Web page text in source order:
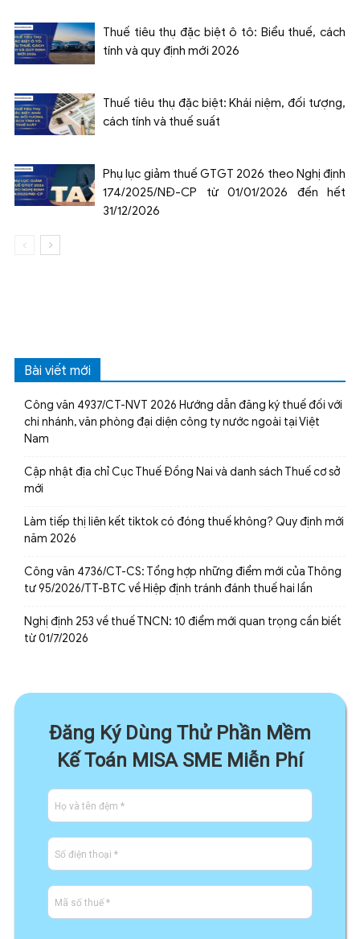
Thuế tiêu thụ đặc biệt ô tô: Biểu thuế, cách
tính và quy định mới 2026
Thuế tiêu thụ đặc biệt: Khái niệm, đối tượng,
cách tính và thuế suất
Phụ lục giảm thuế GTGT 2026 theo Nghị định
174/2025/NĐ-CP từ 01/01/2026 đến hết
31/12/2026
Bài viết mới
Công văn 4937/CT-NVT 2026 Hướng dẫn đăng ký thuế đối với
chi nhánh, văn phòng đại diện công ty nước ngoài tại Việt
Nam
Cập nhật địa chỉ Cục Thuế Đồng Nai và danh sách Thuế cơ sở
mới
Làm tiếp thị liên kết tiktok có đóng thuế không? Quy định mới
năm 2026
Công văn 4736/CT-CS: Tổng hợp những điểm mới của Thông
tư 95/2026/TT-BTC về Hiệp định tránh đánh thuế hai lần
Nghị định 253 về thuế TNCN: 10 điểm mới quan trọng cần biết
từ 01/7/2026
Đăng Ký Dùng Thử Phần Mềm
Kế Toán MISA SME Miễn Phí